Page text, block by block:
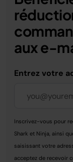
aux e-
Entrez votre
Inscrivez-vous pour
Shark et Ninja, ainsi
saisissant votre
acceptez de recevoir